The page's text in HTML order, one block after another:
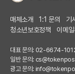
매체소개 1:1 문의 기
청소년보호정책
이메
대표 문의: 02-6674-
일반 문의:
광고 문의: